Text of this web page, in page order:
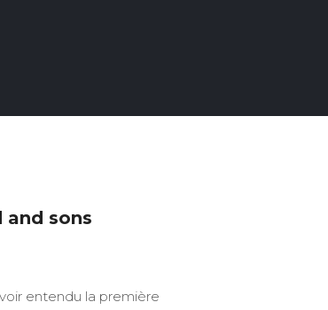
and sons
entendu la première